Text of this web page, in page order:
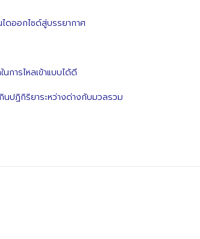
ออกไซด์สู่บรรยากาศ
การไหลเข้าแบบได้ดี
นปฏิกิริยาระหว่างด่างกับมวลรวม